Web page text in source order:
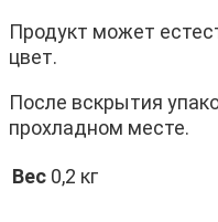
Продукт может
цвет.
После вскрытия
прохладном месте.
Вес 0,2 кг